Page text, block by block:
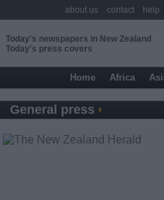
Today's newspapers in New Zealand
Today's press covers
Home Africa
General press
about us contact help